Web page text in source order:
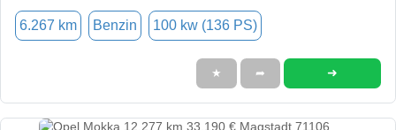
6.267 km Benzin 100 kw (136 PS)
★ ➦ ➜